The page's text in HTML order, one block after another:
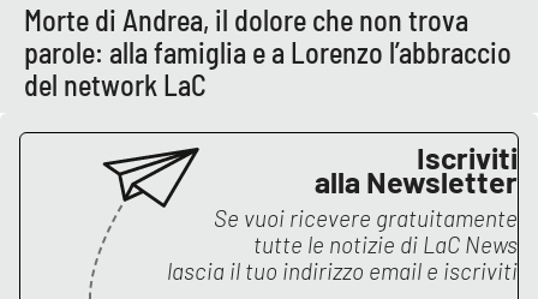
Morte di Andrea, il dolore che non trova
parole: alla famiglia e a Lorenzo l’abbraccio
del network LaC
Iscriviti
alla Newsletter
Se vuoi ricevere gratuitamente
tutte le notizie di LaC News
lascia il tuo indirizzo email e iscriviti